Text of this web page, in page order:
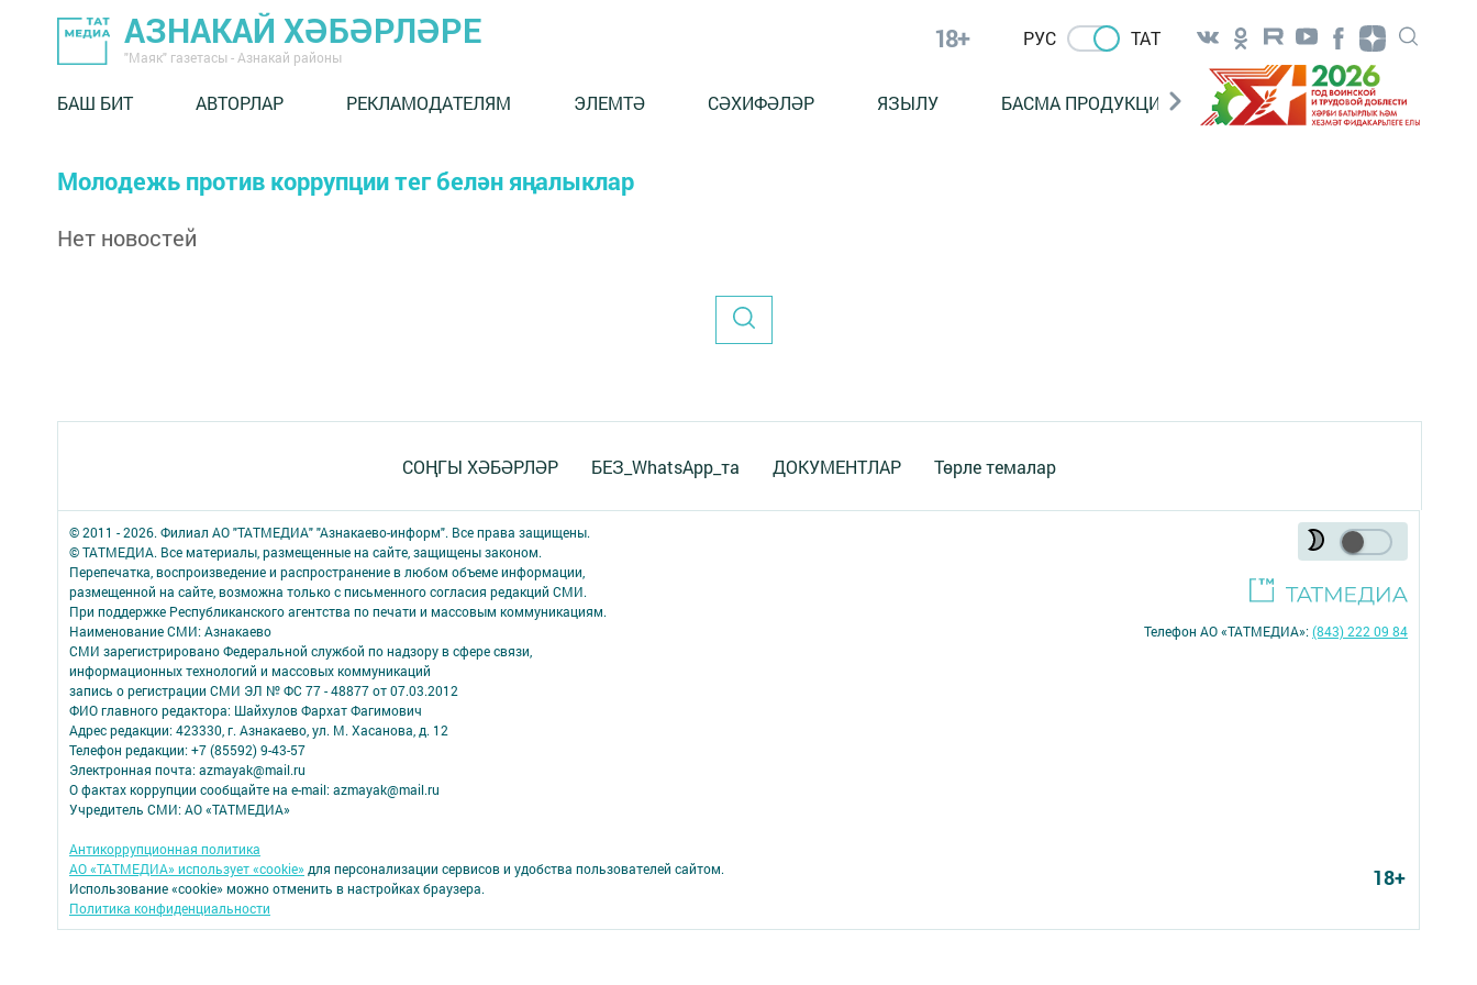
АЗНАКАЙ ХӘБӘРЛӘРЕ
"Маяк" газетасы - Азнакай районы
18+ РУС ТАТ
БАШ БИТ АВТОРЛАР РЕКЛАМОДАТЕЛЯМ ЭЛЕМТӘ СӘХИФӘЛӘР ЯЗЫЛУ БАСМА ПРОДУКЦИЯ САТУ «ГӨЛСТАН»
Молодежь против коррупции тег белән яңалыклар
Нет новостей
СОҢГЫ ХӘБӘРЛӘР БЕЗ_WhatsApp_та ДОКУМЕНТЛАР Төрле темалар
© 2011 - 2026. Филиал АО "ТАТМЕДИА" "Азнакаево-информ". Все права защищены.
© ТАТМЕДИА. Все материалы, размещенные на сайте, защищены законом.
Перепечатка, воспроизведение и распространение в любом объеме информации,
размещенной на сайте, возможна только с письменного согласия редакций СМИ.
При поддержке Республиканского агентства по печати и массовым коммуникациям.
Наименование СМИ: Азнакаево
СМИ зарегистрировано Федеральной службой по надзору в сфере связи,
информационных технологий и массовых коммуникаций
запись о регистрации СМИ ЭЛ № ФС 77 - 48877 от 07.03.2012
ФИО главного редактора: Шайхулов Фархат Фагимович
Адрес редакции: 423330, г. Азнакаево, ул. М. Хасанова, д. 12
Телефон редакции: +7 (85592) 9-43-57
Электронная почта: azmayak@mail.ru
О фактах коррупции сообщайте на e-mail: azmayak@mail.ru
Учредитель СМИ: АО «ТАТМЕДИА»
Антикоррупционная политика
АО «ТАТМЕДИА» использует «cookie» для персонализации сервисов и удобства пользователей сайтом.
Использование «cookie» можно отменить в настройках браузера.
Политика конфиденциальности
Телефон АО «ТАТМЕДИА»:(843) 222 09 84
18+